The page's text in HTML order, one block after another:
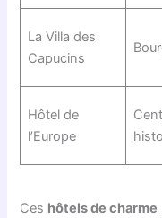
La Villa des
Capucins
Hôtel de
l’Europe
Ces hôtels de charme